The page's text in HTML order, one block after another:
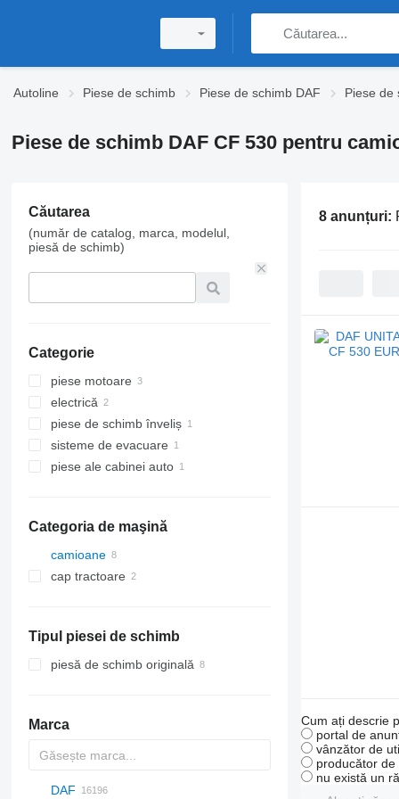
Autoline Piese de schimb Piese de schimb DAF Piese de
Piese de schimb DAF CF 530 pentru
Căutarea
(număr de catalog, marca, modelul,
piesă de schimb)
Categorie
piese motoare
prinderi
colectori
băi de ulei de motor
electrică
alte piese de schimb electrice
piese de schimb înveliș
scări
sisteme de evacuare
ţevi de eşapament
piese ale cabinei auto
Categoria de maşină
camioane
cap tractoare
Tipul piesei de schimb
piesă de schimb originală
Marca
AZ
BM
1304
A-series
Probus
2-Series
MAXIMA
C-series
Silverado
Berlingo
C-series
DAF
8 anunțuri:
Cum ați descrie
portal de
vânzător de
producător
nu există un